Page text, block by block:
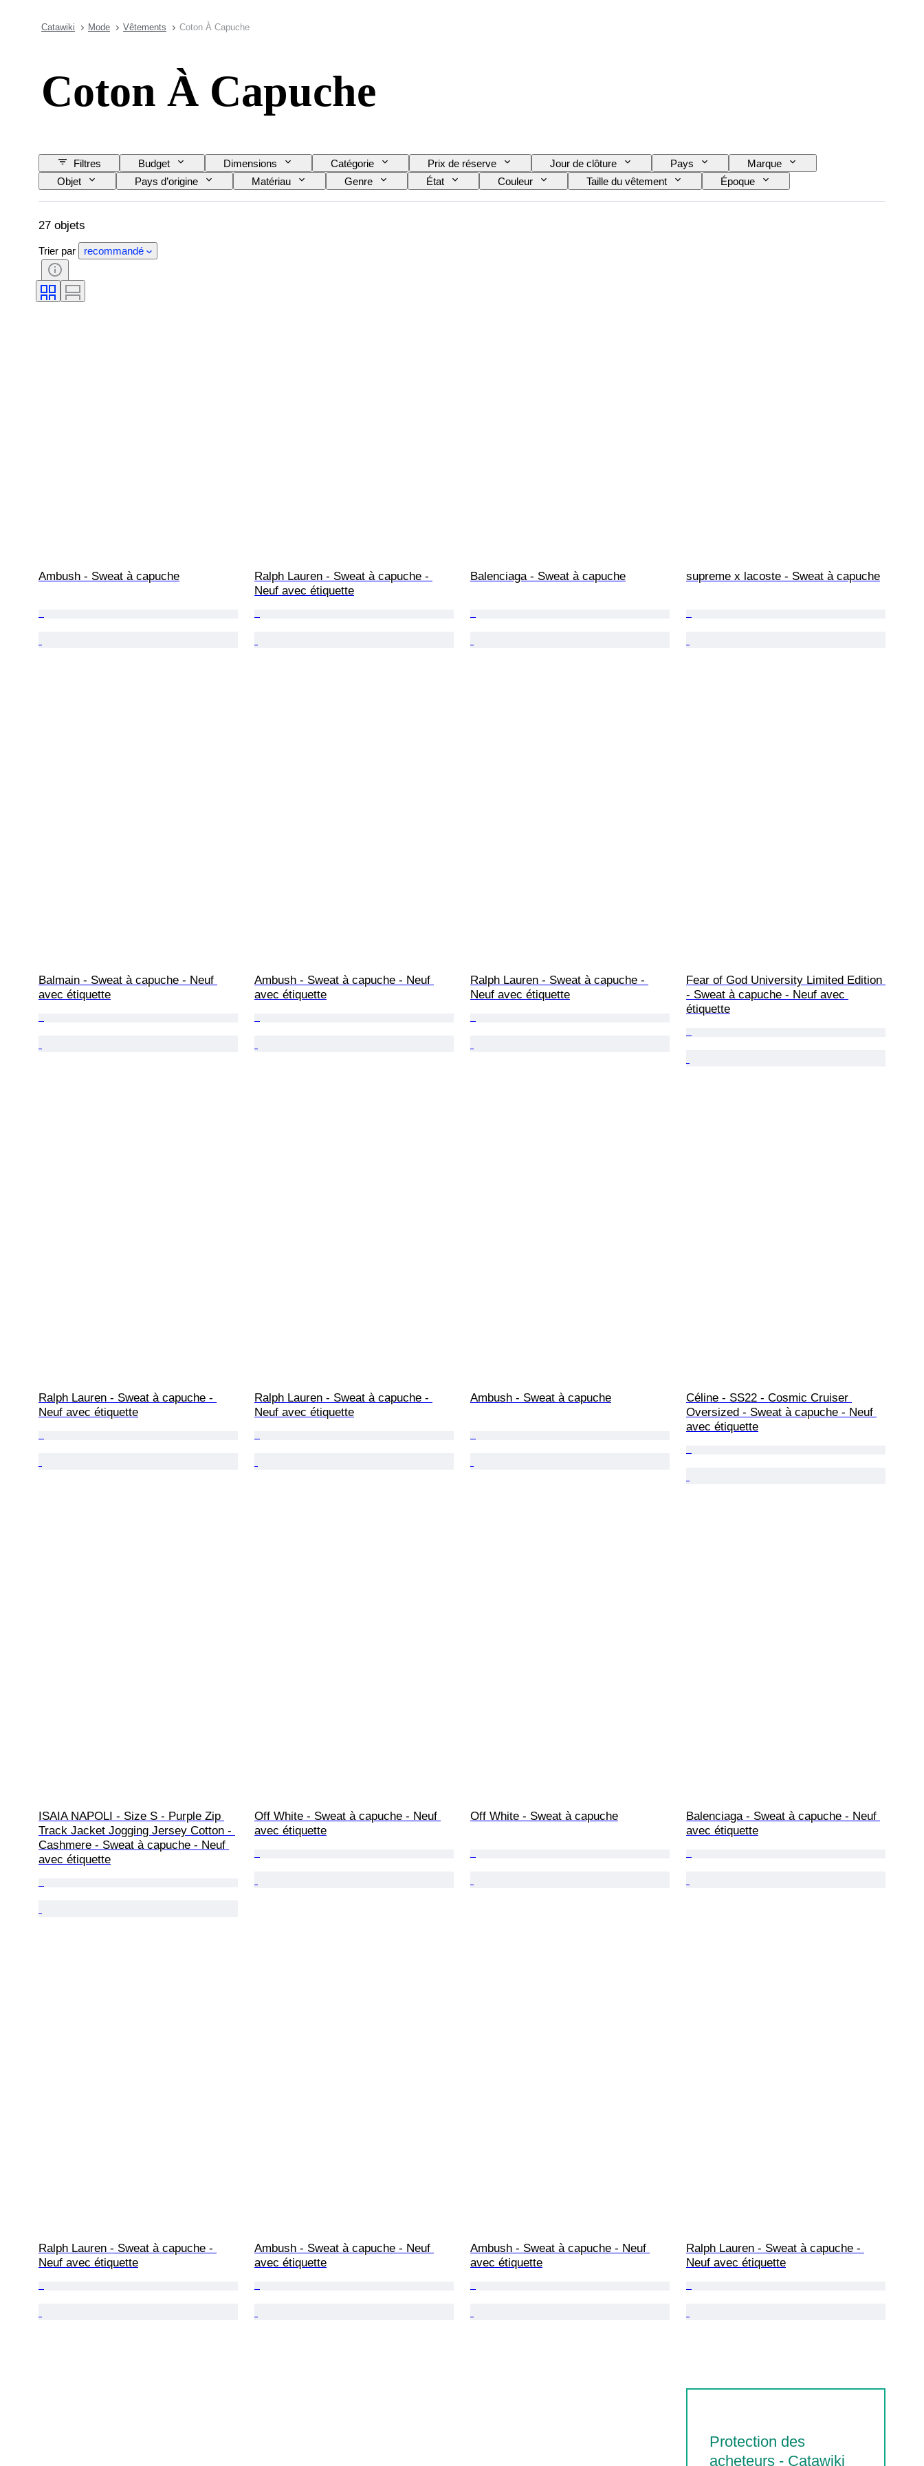
Catawiki Mode Vêtements Coton À Capuche
Coton À Capuche
Filtres Budget Dimensions Catégorie Prix de réserve Jour de clôture Pays
Marque
Objet
Pays d’origine Matériau Genre État Couleur Taille du vêtement
Époque
Taille de l’article
27 objets
Trier par recommandé
Ambush - Sweat à capuche
Ralph Lauren - Sweat à capuche -
Neuf avec étiquette
Balenciaga - Sweat à capuche supreme x lacoste - Sweat à capuche
Balmain - Sweat à capuche - Neuf
avec étiquette
Ambush - Sweat à capuche - Neuf
avec étiquette
Ralph Lauren - Sweat à capuche -
Neuf avec étiquette
Fear of God University Limited Edition
- Sweat à capuche - Neuf avec
étiquette
Ralph Lauren - Sweat à capuche -
Neuf avec étiquette
Ralph Lauren - Sweat à capuche -
Neuf avec étiquette
Ambush - Sweat à capuche
Céline - SS22 - Cosmic Cruiser
Oversized - Sweat à capuche - Neuf
avec étiquette
ISAIA NAPOLI - Size S - Purple Zip
Track Jacket Jogging Jersey Cotton -
Cashmere - Sweat à capuche - Neuf
avec étiquette
Off White - Sweat à capuche - Neuf
avec étiquette
Off White - Sweat à capuche
Balenciaga - Sweat à capuche - Neuf
avec étiquette
Ralph Lauren - Sweat à capuche -
Neuf avec étiquette
Ambush - Sweat à capuche - Neuf
avec étiquette
Ambush - Sweat à capuche - Neuf
avec étiquette
Ralph Lauren - Sweat à capuche -
Neuf avec étiquette
Protection des
acheteurs - Catawiki